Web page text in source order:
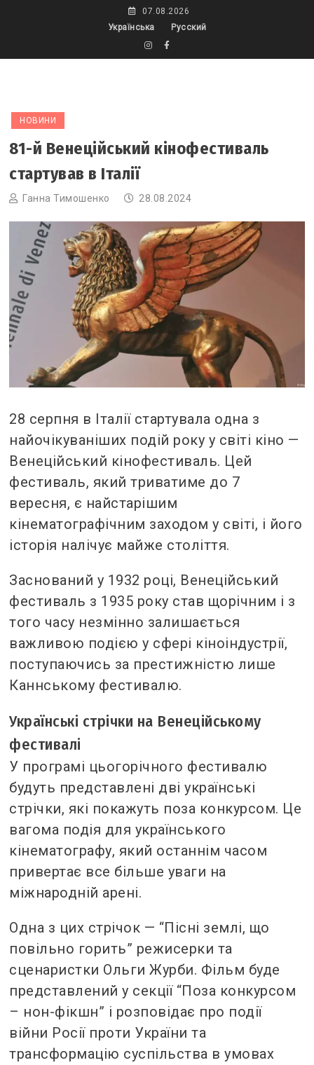
07.08.2026
Українська
Русский
НОВИНИ
81-й Венеційський кінофестиваль
стартував в Італії
Ганна Тимошенко 28.08.2024
28 серпня в Італії стартувала одна з
найочікуваніших подій року у світі кіно —
Венеційський кінофестиваль. Цей
фестиваль, який триватиме до 7
вересня, є найстарішим
кінематографічним заходом у світі, і його
історія налічує майже століття.
Заснований у 1932 році, Венеційський
фестиваль з 1935 року став щорічним і з
того часу незмінно залишається
важливою подією у сфері кіноіндустрії,
поступаючись за престижністю лише
Каннському фестивалю.
Українські стрічки на Венеційському
фестивалі
У програмі цьогорічного фестивалю
будуть представлені дві українські
стрічки, які покажуть поза конкурсом. Це
вагома подія для українського
кінематографу, який останнім часом
привертає все більше уваги на
міжнародній арені.
Одна з цих стрічок — “Пісні землі, що
повільно горить” режисерки та
сценаристки Ольги Журби. Фільм буде
представлений у секції “Поза конкурсом
– нон-фікшн” і розповідає про події
війни Росії проти України та
трансформацію суспільства в умовах